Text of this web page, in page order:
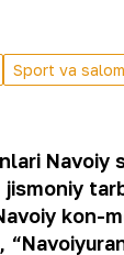
Sport va
Navoiy
jismoniy
kon-